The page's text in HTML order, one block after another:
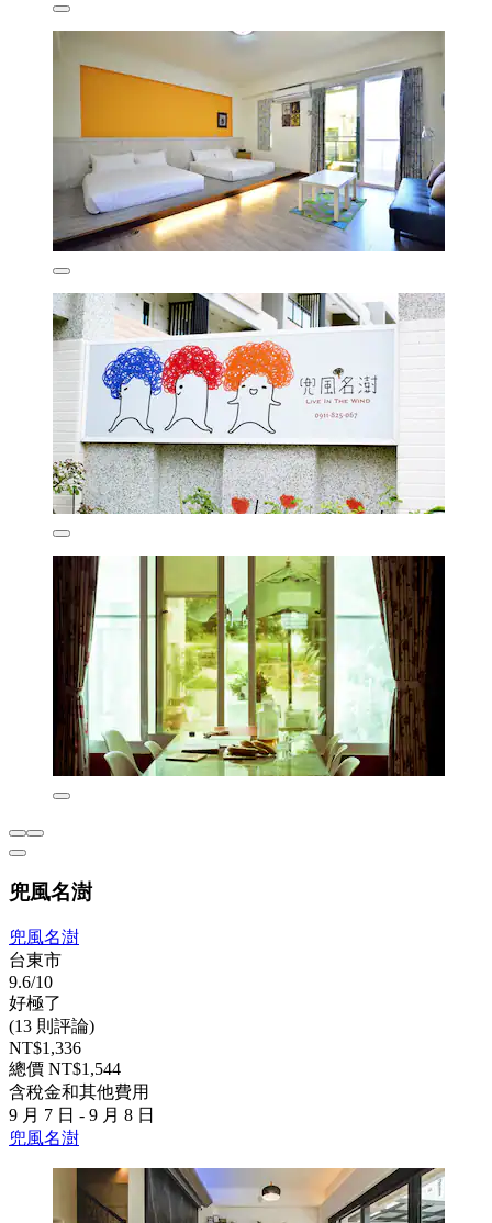
兜風名澍
兜風名澍
台東市
9.6/10
好極了
(13 則評論)
NT$1,336
總價 NT$1,544
含稅金和其他費用
9 月 7 日 - 9 月 8 日
兜風名澍